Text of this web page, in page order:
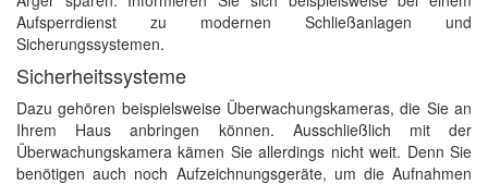
Aufsperrdienst zu modernen Schließanlagen und
Sicherungssystemen.
Sicherheitssysteme
Dazu gehören beispielsweise Überwachungskameras, die Sie an
Ihrem Haus anbringen können. Ausschließlich mit der
Überwachungskamera kämen Sie allerdings nicht weit. Denn Sie
benötigen auch noch Aufzeichnungsgeräte, um die Aufnahmen